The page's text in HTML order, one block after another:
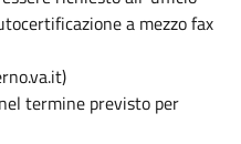
a mezzo fax
termine previsto per